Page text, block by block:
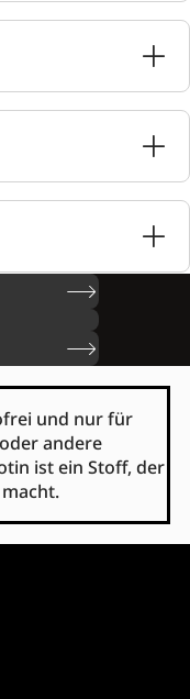
und nur für
andere
ist ein Stoff, der